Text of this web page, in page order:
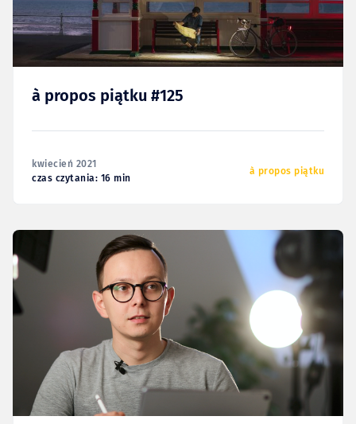
à propos piątku #125
kwiecień 2021
czas czytania: 16 min
à propos piątku